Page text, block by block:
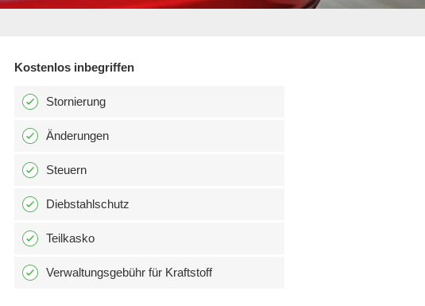
Kostenlos inbegriffen
Stornierung
Änderungen
Steuern
Diebstahlschutz
Teilkasko
Verwaltungsgebühr für Kraftstoff